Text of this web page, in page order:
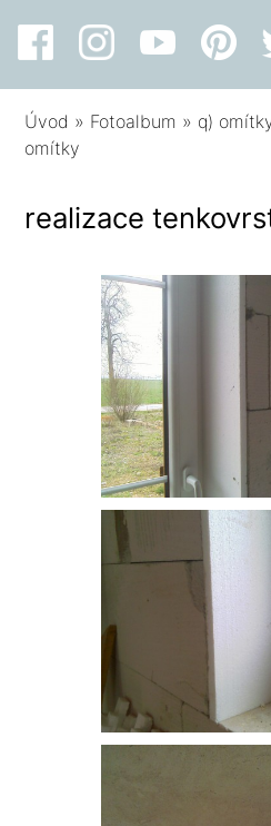
Úvod » Fotoalbum » q)
omítky
realizace